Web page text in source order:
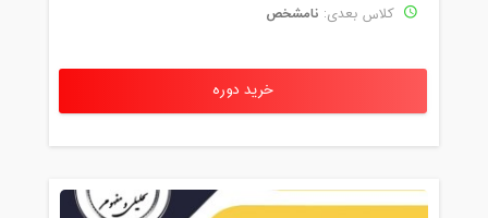
کلاس بعدی: نامشخص
خرید دوره